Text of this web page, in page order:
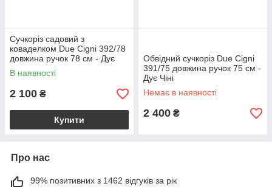
Сучкоріз садовий з
коваделком Due Cigni 392/78
довжина ручок 78 см - Дує
Чіні
В наявності
2 100 ₴
Купити
Обвідний сучкоріз Due Cigni
391/75 довжина ручок 75 см -
Дує Чіні
Немає в наявності
2 400 ₴
Про нас
99% позитивних з 1462 відгуків за рік